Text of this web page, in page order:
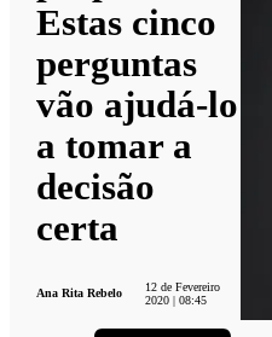
Estas cinco
perguntas
vão ajudá-lo
a tomar a
decisão
certa
Ana Rita Rebelo
12 de Fevereiro
2020 | 08:45